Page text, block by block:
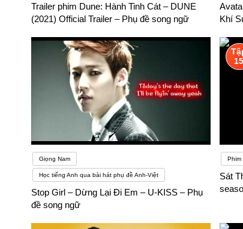
đúng phương pháp. Quá chú trọng ngữ pháp, chỉ học
Trailer phim Dune: Hành Tinh Cát – DUNE
(2021) Official Trailer – Phụ đề song ngữ
Khí
Giọng Nam
Học tiếng Anh qua bài hát phụ đề Anh-Việt
Stop Girl – Dừng Lại Đi Em – U-KISS – Phụ
đề song ngữ
15
Phim
Sát